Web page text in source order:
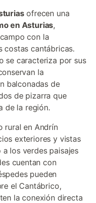
ofrecen una
en Asturias,
con la
costas cantábricas.
se caracteriza por sus
la
balconadas de
de pizarra que
de la región.
rural en Andrín
exteriores y vistas
los verdes paisajes
cuentan con
pueden
el Cantábrico,
la conexión directa